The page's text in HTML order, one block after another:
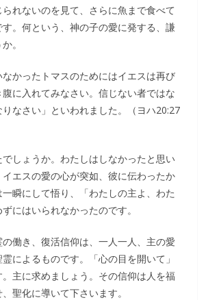
れないのを見て、さらに魚まで食べて
す。何という、神の子の愛に発する、謙
。
なかったトマスのためにはイエスは再び
に入れてみなさい。信じない者ではな
りなさい」といわれました。（ヨハ20:27
しょうか。わたしはしなかったと思い
エスの愛の心が突如、彼に伝わったか
瞬にして悟り、「わたしの主よ、わた
にはいられなかったのです。
働き、復活信仰は、一人一人、主の愛
によるものです。「心の目を開いて」
主に求めましょう。その信仰は人を福
聖化に導いて下さいます。